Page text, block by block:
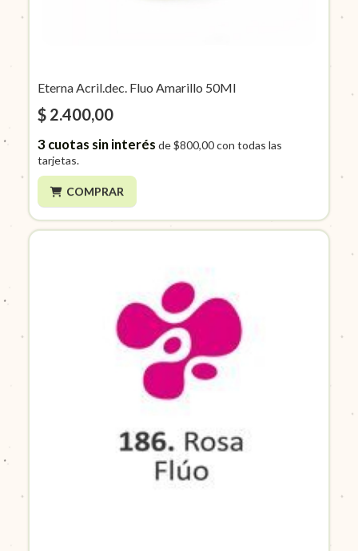
Eterna Acril.dec. Fluo Amarillo 50Ml
$ 2.400,00
3cuotas sin interés de$800,00con todas las
tarjetas.
COMPRAR